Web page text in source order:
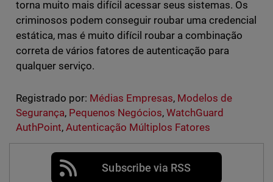
torna muito mais difícil acessar seus sistemas. Os
criminosos podem conseguir roubar uma credencial
estática, mas é muito difícil roubar a combinação
correta de vários fatores de autenticação para
qualquer serviço.
Registrado por: Médias Empresas, Modelos de
Segurança, Pequenos Negócios,WatchGuard
AuthPoint, Autenticação Múltiplos Fatores
Subscribe via RSS